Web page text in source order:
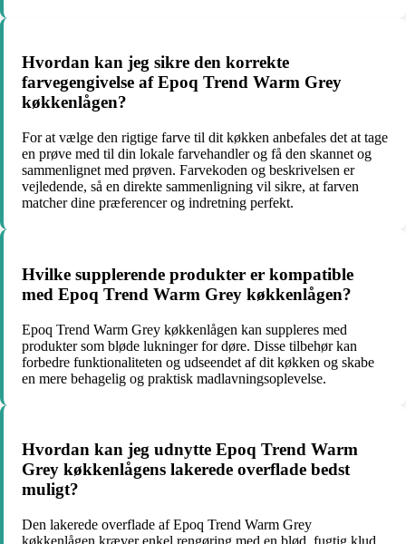
Hvordan kan jeg sikre den korrekte
farvegengivelse af Epoq Trend Warm Grey
køkkenlågen?
For at vælge den rigtige farve til dit køkken anbefales det at tage
en prøve med til din lokale farvehandler og få den skannet og
sammenlignet med prøven. Farvekoden og beskrivelsen er
vejledende, så en direkte sammenligning vil sikre, at farven
matcher dine præferencer og indretning perfekt.
Hvilke supplerende produkter er kompatible
med Epoq Trend Warm Grey køkkenlågen?
Epoq Trend Warm Grey køkkenlågen kan suppleres med
produkter som bløde lukninger for døre. Disse tilbehør kan
forbedre funktionaliteten og udseendet af dit køkken og skabe
en mere behagelig og praktisk madlavningsoplevelse.
Hvordan kan jeg udnytte Epoq Trend Warm
Grey køkkenlågens lakerede overflade bedst
muligt?
Den lakerede overflade af Epoq Trend Warm Grey
køkkenlågen kræver enkel rengøring med en blød, fugtig klud